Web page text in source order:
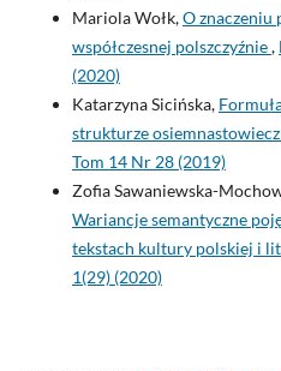
Mariola Wołk,O znaczeniu
współczesnej polszczyźnie,
(2020)
Katarzyna Sicińska,
strukturze
Tom 14 Nr 28 (2019)
Zofia Sawaniewska-
Wariancje semantyczne
tekstach kultury polskiej i
1(29) (2020)